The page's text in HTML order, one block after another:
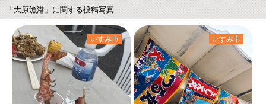
「大原漁港」に関する投稿写真
いすみ市 いすみ市